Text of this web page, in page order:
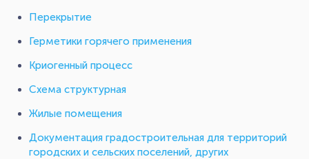
Перекрытие
Герметики горячего применения
Криогенный процесс
Схема структурная
Жилые помещения
Документация градостроительная для территорий
городских и сельских поселений, других